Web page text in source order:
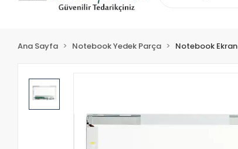
Ana Sayfa Notebook Yedek Parça Notebook Ekran